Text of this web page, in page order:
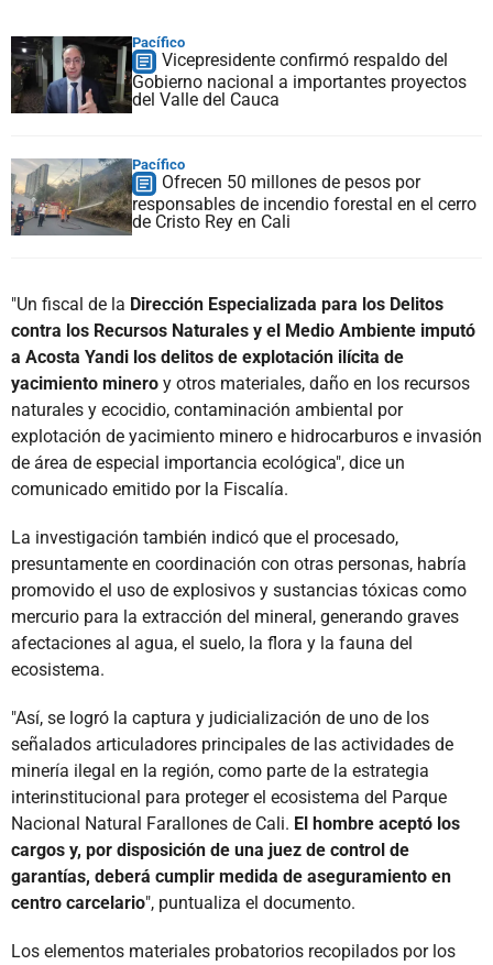
Pacífico
Vicepresidente confirmó respaldo del
Gobierno nacional a importantes proyectos
del Valle del Cauca
Pacífico
Ofrecen 50 millones de pesos por
responsables de incendio forestal en el cerro
de Cristo Rey en Cali
"Un fiscal de la Dirección Especializada para los Delitos
contra los Recursos Naturales y el Medio Ambiente imputó
a Acosta Yandi los delitos de explotación ilícita de
yacimiento minero y otros materiales, daño en los recursos
naturales y ecocidio, contaminación ambiental por
explotación de yacimiento minero e hidrocarburos e invasión
de área de especial importancia ecológica", dice un
comunicado emitido por la Fiscalía.
La investigación también indicó que el procesado,
presuntamente en coordinación con otras personas, habría
promovido el uso de explosivos y sustancias tóxicas como
mercurio para la extracción del mineral, generando graves
afectaciones al agua, el suelo, la flora y la fauna del
ecosistema.
"Así, se logró la captura y judicialización de uno de los
señalados articuladores principales de las actividades de
minería ilegal en la región, como parte de la estrategia
interinstitucional para proteger el ecosistema del Parque
Nacional Natural Farallones de Cali. El hombre aceptó los
cargos y, por disposición de una juez de control de
garantías, deberá cumplir medida de aseguramiento en
centro carcelario", puntualiza el documento.
Los elementos materiales probatorios recopilados por los